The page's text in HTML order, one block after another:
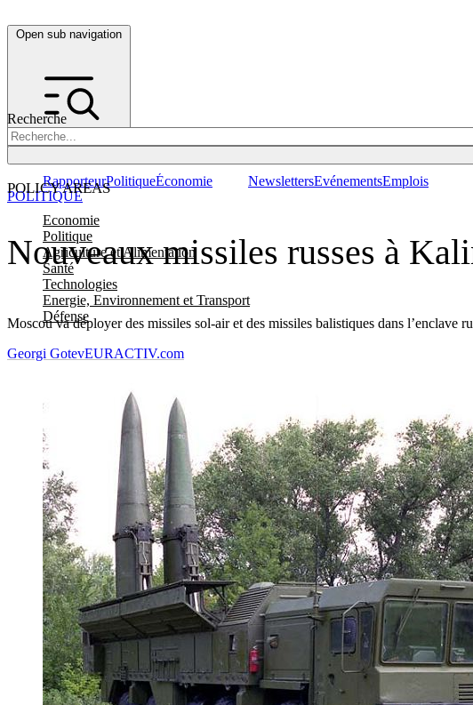
Open sub navigation
Recherche
POLICY AREAS
Economie
Politique
Agriculture et Alimentation
Santé
Technologies
Energie, Environnement et Transport
Défense
RapporteurPolitiqueÉconomie NewslettersEvénementsEmplois
Nouveaux missiles russes à
Moscou va déployer des missiles sol-air et des missiles balistiques dans
POLITIQUE
Georgi GotevEURACTIV.com